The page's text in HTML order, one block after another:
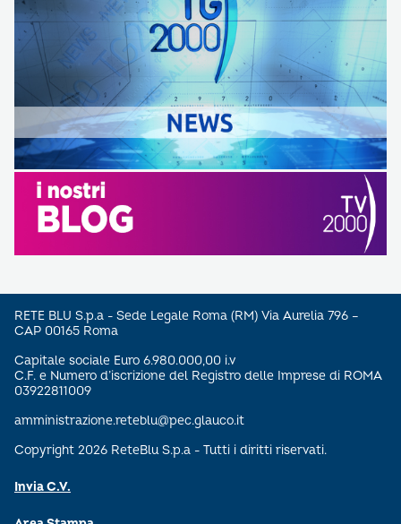
RETE BLU S.p.a - Sede Legale Roma (RM) Via Aurelia 796 –
CAP 00165 Roma
Capitale sociale Euro 6.980.000,00 i.v
C.F. e Numero d’iscrizione del Registro delle Imprese di ROMA
03922811009
amministrazione.reteblu@pec.glauco.it
Copyright 2026 ReteBlu S.p.a - Tutti i diritti riservati.
Invia C.V.